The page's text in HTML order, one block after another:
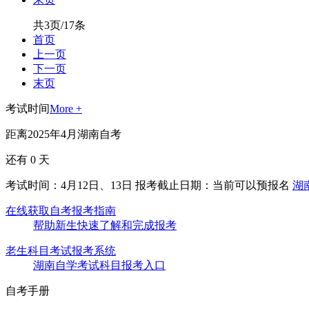
共3页/17条
首页
上一页
下一页
末页
考试时间More +
距离2025年4月湖南自考
还有 0 天
考试时间：4月12日、13日 报考截止日期：当前可以预报名 湖
在线获取自考报考指南
帮助新生快速了解和完成报考
老生科目考试报考系统
湖南自学考试科目报考入口
自考手册